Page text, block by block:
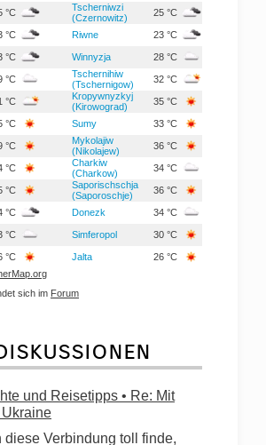
°C
Tscherniwzi
(Czernowitz)
25 °C
°C Riwne 23 °C
°C Winnyzja 28 °C
°C
Tschernihiw
(Tschernigow)
32 °C
°C
Kropywnyzkyj
(Kirowograd)
35 °C
°C Sumy 33 °C
°C
Mykolajiw
(Nikolajew)
36 °C
°C
Charkiw
(Charkow)
34 °C
°C
Saporischschja
(Saporoschje)
36 °C
°C Donezk
34 °C
°C Simferopol 30 °C
°C Jalta
26 °C
sich im Forum
und Reisetipps • Re: Mit
diese Verbindung toll finde,